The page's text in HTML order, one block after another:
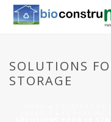
SOLUTIONS
STORAGE